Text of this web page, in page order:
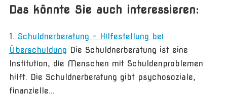
Das könnte Sie auch interessieren:
Schuldnerberatung – Hilfestellung bei
Überschuldung Die Schuldnerberatung ist eine
Institution, die Menschen mit Schuldenproblemen
hilft. Die Schuldnerberatung gibt psychosoziale,
finanzielle...